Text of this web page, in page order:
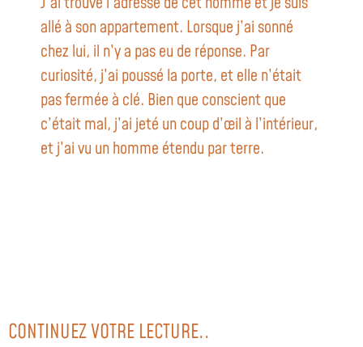
allé à son appartement. Lorsque j’ai sonné
chez lui, il n’y a pas eu de réponse. Par
curiosité, j’ai poussé la porte, et elle n’était
pas fermée à clé. Bien que conscient que
c’était mal, j’ai jeté un coup d’œil à l’intérieur,
et j’ai vu un homme étendu par terre.
CONTINUEZ VOTRE LECTURE..